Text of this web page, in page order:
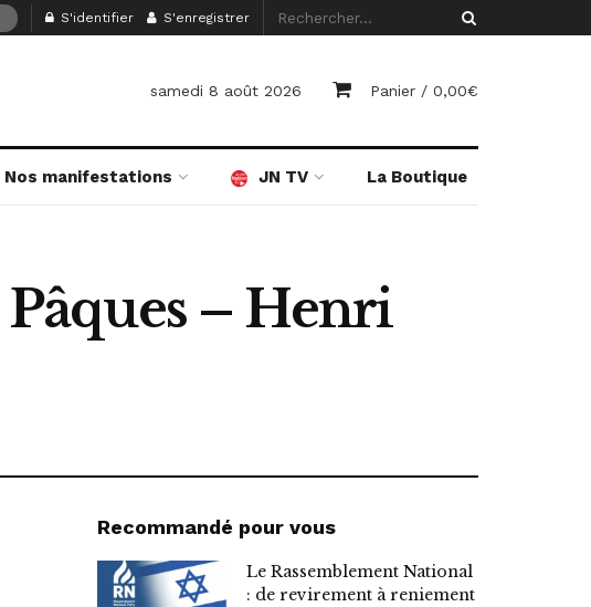
S'identifier S'enregistrer
samedi 8 août 2026 Panier / 0,00€
Nos manifestations JN TV La Boutique
– Henri
Recommandé pour vous
Le Rassemblement National
: de revirement à reniement